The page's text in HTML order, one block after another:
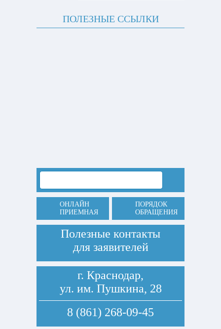
ПОЛЕЗНЫЕ ССЫЛКИ
ОНЛАЙН
ПРИЕМНАЯ
ПОРЯДОК
ОБРАЩЕНИЯ
Полезные контакты
для заявителей
г. Краснодар,
ул. им. Пушкина, 28
8 (861) 268-09-45